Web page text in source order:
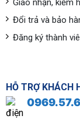
Giao nhận, kiểm
Đổi trả và bảo
Đăng ký thành
HỖ TRỢ KHÁCH